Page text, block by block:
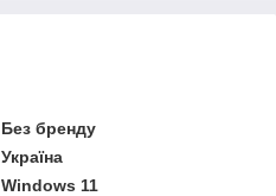
Без бренду
Україна
Windows 11